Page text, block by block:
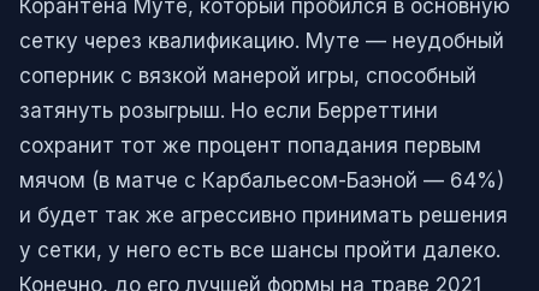
Корантена Муте, который пробился в основную
сетку через квалификацию. Муте — неудобный
соперник с вязкой манерой игры, способный
затянуть розыгрыш. Но если Берреттини
сохранит тот же процент попадания первым
мячом (в матче с Карбальесом-Баэной — 64%)
и будет так же агрессивно принимать решения
у сетки, у него есть все шансы пройти далеко.
Конечно, до его лучшей формы на траве 2021